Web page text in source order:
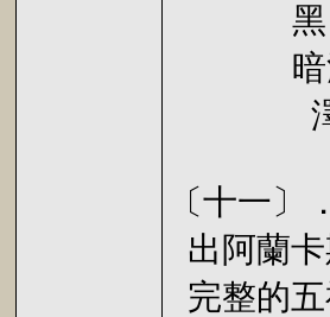
黑
暗
澤
〔十一〕
出阿蘭
完整的